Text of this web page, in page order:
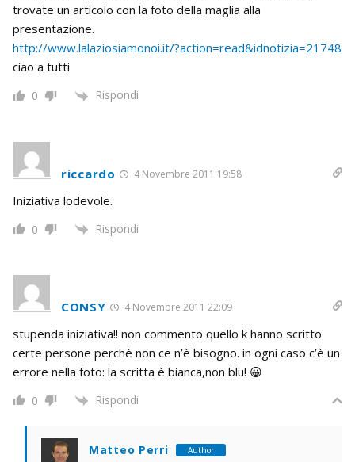
trovate un articolo con la foto della maglia alla
presentazione.
http://www.lalaziosiamonoi.it/?action=read&idnotizia=21748
ciao a tutti
0 Rispondi
riccardo 4 Novembre 2011 19:58
Iniziativa lodevole.
0 Rispondi
CONSY 4 Novembre 2011 22:09
stupenda iniziativa!! non commento quello k hanno scritto
certe persone perchè non ce n’è bisogno. in ogni caso c’è un
errore nella foto: la scritta è bianca,non blu! 😀
0 Rispondi
Matteo Perri Author